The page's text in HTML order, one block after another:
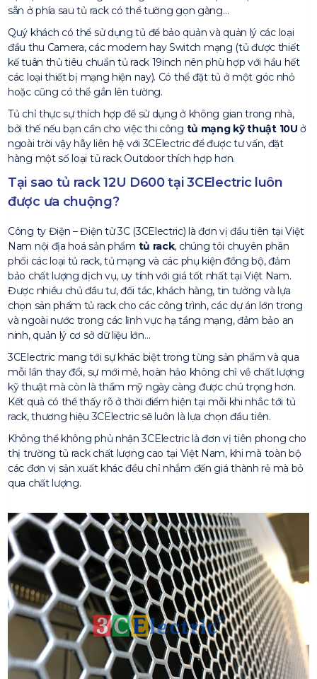
sẵn ở phía sau tủ rack có thể tường gọn gàng…
Quý khách có thể sử dụng tủ để bảo quản và quản lý các loại
đầu thu Camera, các modem hay Switch mạng (tủ được thiết
kế tuân thủ tiêu chuẩn tủ rack 19inch nên phù hợp với hầu hết
các loại thiết bị mạng hiện nay). Có thể đặt tủ ở một góc nhỏ
hoặc cũng có thể gắn lên tường.
Tủ chỉ thực sự thích hợp để sử dụng ở không gian trong nhà,
bởi thế nếu bạn cần cho việc thi công tủ mạng kỹ thuật 10U ở
ngoài trời vậy hãy liên hệ với 3CElectric để được tư vấn, đặt
hàng một số loại tủ rack Outdoor thích hợp hơn.
Tại sao tủ rack 12U D600 tại 3CElectric luôn
được ưa chuộng?
Công ty Điện – Điện tử 3C (3CElectric) là đơn vị đầu tiên tại Việt
Nam nội địa hoá sản phẩm tủ rack, chúng tôi chuyên phân
phối các loại tủ rack, tủ mạng và các phụ kiện đồng bộ, đảm
bảo chất lượng dịch vụ, uy tính với giá tốt nhất tại Việt Nam.
Được nhiều chủ đầu tư, đối tác, khách hàng, tin tưởng và lựa
chọn sản phẩm tủ rack cho các công trình, các dự án lớn trong
và ngoài nước trong các lĩnh vực hạ tầng mạng, đảm bảo an
ninh, quản lý cơ sở dữ liệu lớn…
3CElectric mang tới sự khác biệt trong từng sản phẩm và qua
mỗi lần thay đổi, sự mới mẻ, hoàn hảo không chỉ về chất lượng
kỹ thuật mà còn là thẩm mỹ ngày càng được chú trọng hơn.
Kết quả có thể thấy rõ ở thời điểm hiện tại mỗi khi nhắc tới tủ
rack, thương hiệu 3CElectric sẽ luôn là lựa chọn đầu tiên.
Không thể không phủ nhận 3CElectric là đơn vị tiên phong cho
thị trường tủ rack chất lượng cao tại Việt Nam, khi mà toàn bộ
các đơn vị sản xuất khác đều chỉ nhắm đến giá thành rẻ mà bỏ
qua chất lượng.